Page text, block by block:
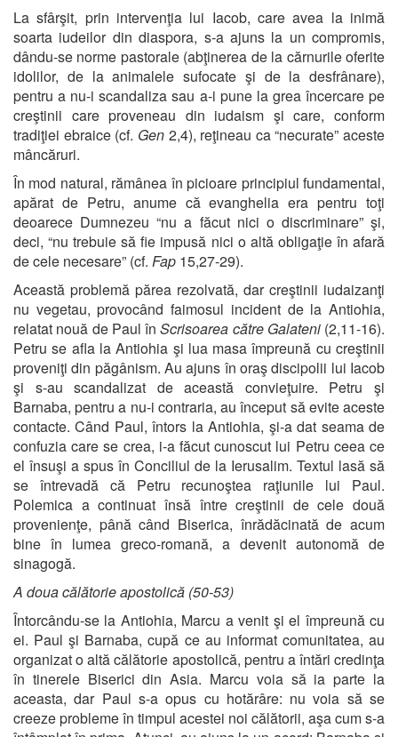
La sfârşit, prin intervenţia lui Iacob, care avea la inimă
soarta iudeilor din diaspora, s-a ajuns la un compromis,
dându-se norme pastorale (abţinerea de la cărnurile oferite
idolilor, de la animalele sufocate şi de la desfrânare),
pentru a nu-i scandaliza sau a-i pune la grea încercare pe
creştinii care proveneau din iudaism şi care, conform
tradiţiei ebraice (cf. Gen2,4), reţineau ca “necurate” aceste
mâncăruri.
În mod natural, rămânea în picioare principiul fundamental,
apărat de Petru, anume că evanghelia era pentru toţi
deoarece Dumnezeu “nu a făcut nici o discriminare” şi,
deci, “nu trebuie să fie impusă nici o altă obligaţie în afară
de cele necesare” (cf. Fap 15,27-29).
Această problemă părea rezolvată, dar creştinii iudaizanţi
nu vegetau, provocând faimosul incident de la Antiohia,
relatat nouă de Paul înScrisoarea către Galateni(2,11-16).
Petru se afla la Antiohia şi lua masa împreună cu creştinii
proveniţi din păgânism. Au ajuns în oraş discipolii lui Iacob
şi s-au scandalizat de această convieţuire. Petru şi
Barnaba, pentru a nu-i contraria, au început să evite aceste
contacte. Când Paul, întors la Antiohia, şi-a dat seama de
confuzia care se crea, i-a făcut cunoscut lui Petru ceea ce
el însuşi a spus în Conciliul de la Ierusalim. Textul lasă să
se întrevadă că Petru recunoştea raţiunile lui Paul.
Polemica a continuat însă între creştinii de cele două
provenienţe, până când Biserica, înrădăcinată de acum
bine în lumea greco-romană, a devenit autonomă de
sinagogă.
A doua călătorie apostolică (50-53)
Întorcându-se la Antiohia, Marcu a venit şi el împreună cu
ei. Paul şi Barnaba, cupă ce au informat comunitatea, au
organizat o altă călătorie apostolică, pentru a întări credinţa
în tinerele Biserici din Asia. Marcu voia să ia parte la
aceasta, dar Paul s-a opus cu hotărâre: nu voia să se
creeze probleme în timpul acestei noi călătorii, aşa cum s-a